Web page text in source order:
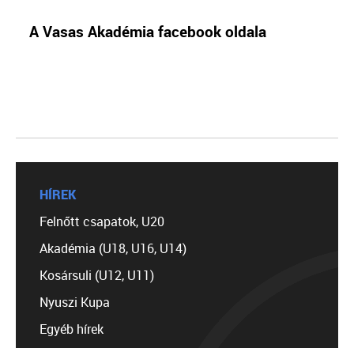
A Vasas Akadémia facebook oldala
HÍREK
Felnőtt csapatok, U20
Akadémia (U18, U16, U14)
Kosársuli (U12, U11)
Nyuszi Kupa
Egyéb hírek